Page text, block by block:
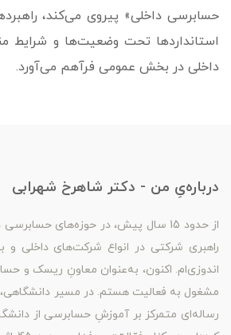
حسابرسی داخلی» پیروی می‌کند،
استانداردها تحت وضعیت­‌ها و شرایط
داخلی در بخش عمومی فرآهم می‌آورد.
درباره‌یِ من - دکتر شاهرخ شهرابی
از حدود 15 سال پیش، در حوزه‌های
راهبری شرکتی در انواع شرکت‌های داخلی و
اندوزی‌ام. اکنون، به‌عنوان معاونِ ریسک و
مشغول به فعالیت هستم. در مسیر دانشگاهی،
رساله‌ای متمرکز بر آموزشِ حسابرسی از